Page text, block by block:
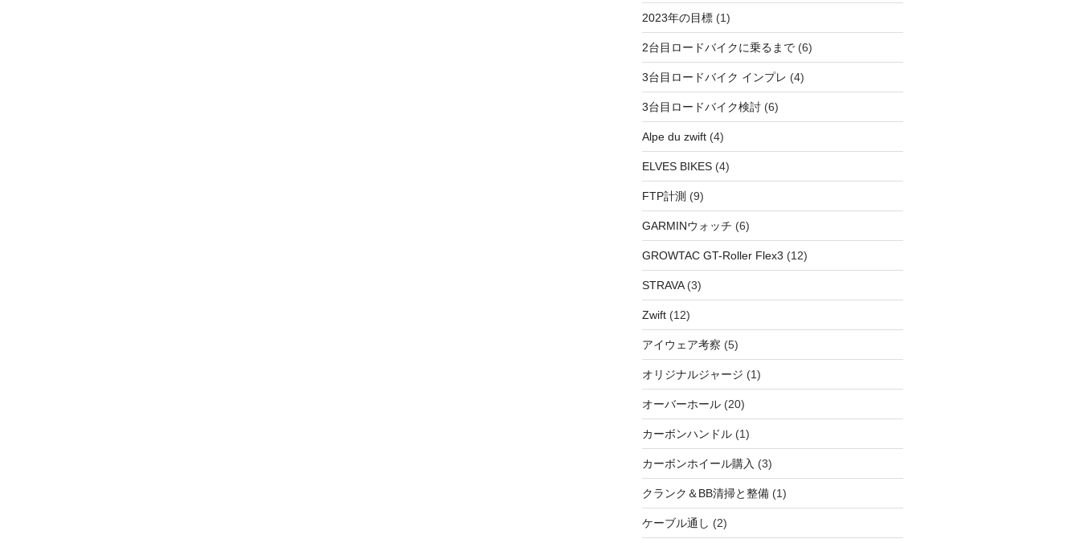
2023年の目標(1)
2台目ロードバイクに乗るまで(6)
3台目ロードバイク インプレ (4)
3台目ロードバイク検討(6)
Alpe du zwift(4)
ELVES BIKES(4)
FTP計測 (9)
GARMINウォッチ (6)
GROWTAC GT-Roller Flex3 (12)
STRAVA(3)
Zwift(12)
アイウェア考察 (5)
オリジナルジャージ (1)
オーバーホール(20)
カーボンハンドル(1)
カーボンホイール購入 (3)
クランク＆BB清掃と整備(1)
ケーブル通し (2)